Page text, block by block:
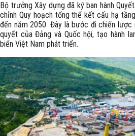
Bộ trưởng Xây dựng đã ký ban hành
chỉnh Quy hoạch tổng thể kết cấu hạ
đến năm 2050. Đây là bước đi chiến
quyết của Đảng và Quốc hội, tạo hành
biển Việt Nam phát triển.